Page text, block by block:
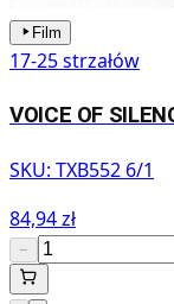
Film
17-25 strzałów
VOICE OF
SKU: TXB552 6/1
84,94 zł
−